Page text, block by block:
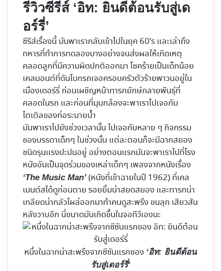
รีวิวซีรีส์ ‘อิท: ยินดีต้อนรับสู่เด
อร์รี่’
ซีรีส์เรื่องนี้ มันพาเรากลับเข้าไปในยุค 60’s และเล่าถึง
ทหารที่ทำการทดลองบางอย่างจนส่งผลให้เกิดเหตุ
คลอดลูกที่มีความผิดปกติออกมา โชคร้ายเป็นเด็กน้อย
เคลมอนต์ที่ดันโบกรถเจอครอบครัวตัวร้ายพาวนอยู่ใน
เมืองเดอร์รี่ ก่อนเผชิญหน้าทารกยักษ์กลายพันธุ์ที่
คลอดในรถ และก่อนที่มุมกล้องจะพาเราไปเจอกับ
ไตเติลของท่อระบายน้ำ
มันพาเราไปยังช่วงเวลานั้น ไปเจอกับหลาย ๆ กิจกรรม
ของบรรดาเด็กๆ ในช่วงนั้น แต่ละตอนก็จะมีฉากสยอง
ชนิดรุนแรงปะปนอยู่ อย่างตอนแรกมันจะพาเราไปที่โรง
หนังอันเป็นจุดร่วมของเหล่าเด็กๆ เพลงจากหนังเรื่อง
‘The Music Man’ (หนังที่เข้าฉายในปี 1962) ที่เคล
เมนต์สได้ดูก่อนตาย รอยยิ้มน่าสยดสยอง และทารกน่า
เกลียดน่ากลัวโผล่ออกมาทำคนดูสะพรึง ขนลุก เสียวสัน
หลังวาบอีก นี่ขนาดมันเกิดขึ้นในจอทีวีเองนะ
หนึ่งในฉากน่าสะพรึงจากซีซันแรกของ ‘อิท: ยินดีต้อน
รับสู่เดอร์รี่’